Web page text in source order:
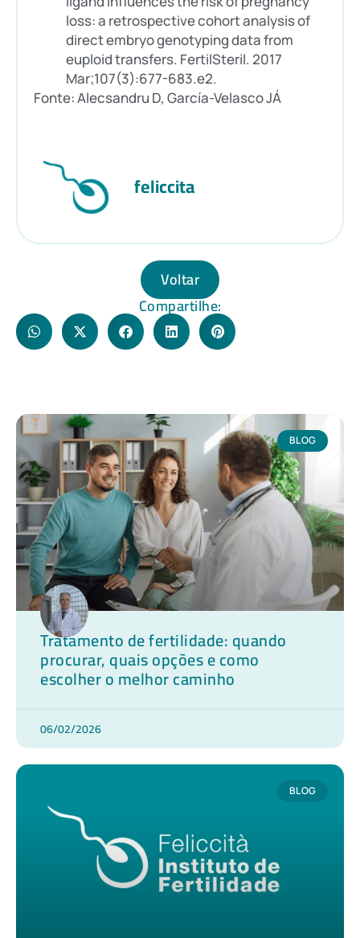
loss: a retrospective cohort analysis of
direct embryo genotyping data from
euploid transfers. FertilSteril. 2017
Mar;107(3):677-683.e2.
Fonte: Alecsandru D, García-Velasco JÁ
feliccita
Voltar
Compartilhe:
BLOG
Tratamento de fertilidade: quando
procurar, quais opções e como
escolher o melhor caminho
06/02/2026
BLOG